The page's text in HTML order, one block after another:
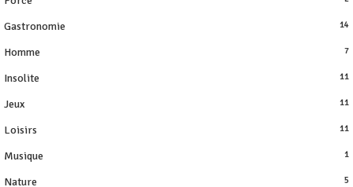
Gastronomie 14
Homme 7
Insolite 11
Jeux 11
Loisirs 11
Musique 1
Nature 5